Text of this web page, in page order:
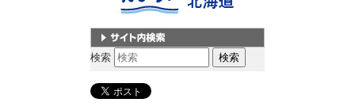
サイト内検索
検索